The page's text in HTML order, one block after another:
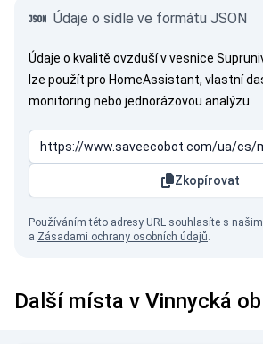
Údaje o sídle ve formátu JSON
Údaje o kvalitě ovzduší v vesnice
lze použít pro HomeAssistant, vlastní
monitoring nebo jednorázovou analýzu.
Zkopírovat
Používáním této adresy URL souhlasíte s
a Zásadami ochrany osobních údajů.
Další místa v Vinnycká